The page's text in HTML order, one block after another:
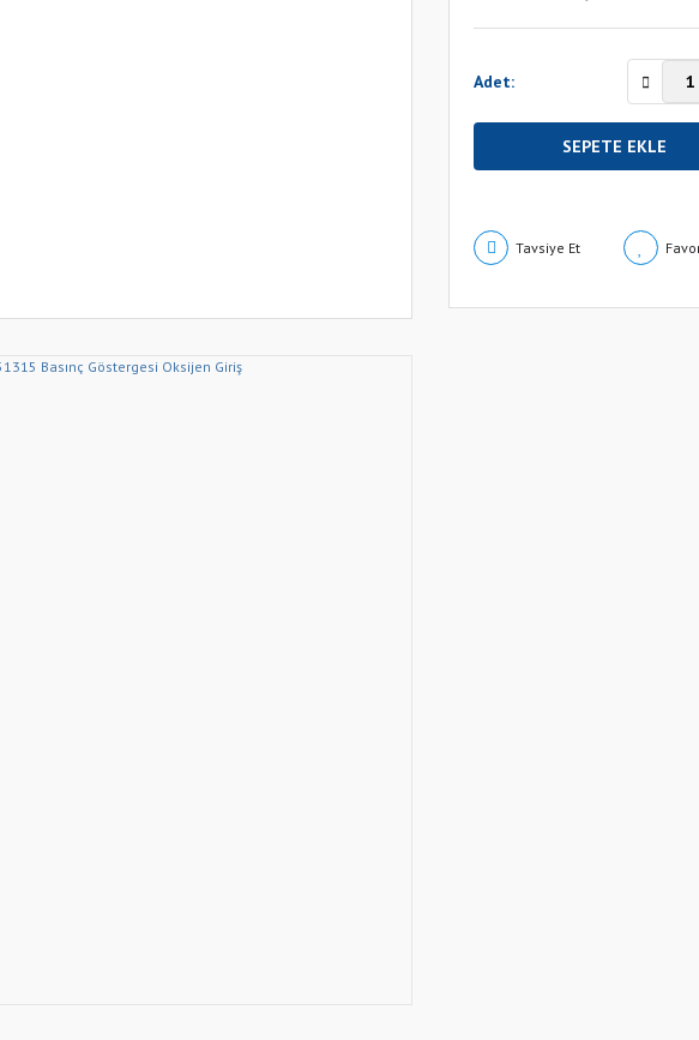
Adet:
SEPETE EKLE
Tavsiye Et